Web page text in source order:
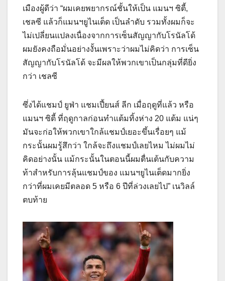
เมืองผู้ดีว่า “ผมเคยพยากรณ์ชั้นให้เป็น แมนฯ ซิตี้,
เชลซี แล้วก็แมนฯยูไนเต็ด เป็นลำดับ รวมทั้งผมก็จะ
ไม่เปลี่ยนแปลงเนื่องจากการเซ็นสัญญากับโรนัลโด้
ผมยังคงถือมั่นอย่างงั้นเพราะว่าผมไม่คิดว่า การเซ็น
สัญญากับโรนัลโด้ จะมีผลให้พวกเขาเป็นกลุ่มที่ดียิ่ง
กว่า เชลซี
ซึ่งได้แชมป์ ยูฟ่า แชมเปี้ยนส์ ลีก เมื่อฤดูที่แล้ว หรือ
แมนฯ ซิตี้ ที่ฤดูกาลก่อนทำแต้มทิ้งห่าง 20 แต้ม แน่ๆ
มันจะก่อให้พวกเขาใกล้แชมป์เยอะขึ้นเรื่อยๆ แม้
กระนั้นผมรู้สึกว่า ใกล้จะถึงแชมป์เลยไหม ไม่ผมไม่
คิดอย่างนั้น แม้กระนั้นในตอนนี้ผมตื่นเต้นกับความ
ท้าสำหรับการลุ้นแชมป์ของ แมนฯยูไนเต็ดมากยิ่ง
กว่าที่ผมเคยมีตลอด 5 หรือ 6 ปีที่ล่วงเลยไป” เนวิลล์
ตบท้าย